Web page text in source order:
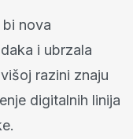
nova
i ubrzala
razini znaju
digitalnih linija